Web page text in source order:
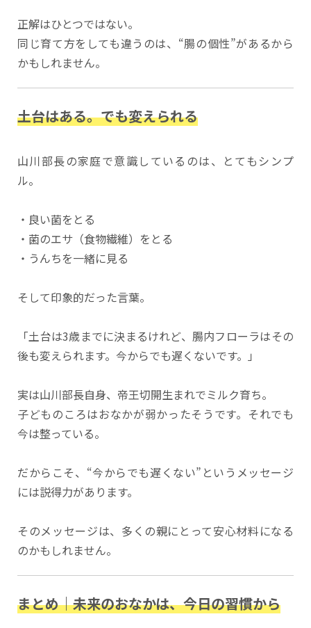
正解はひとつではない。
同じ育て方をしても違うのは、“腸の個性”があるから
かもしれません。
土台はある。でも変えられる
山川部長の家庭で意識しているのは、とてもシンプ
ル。
・良い菌をとる
・菌のエサ（食物繊維）をとる
・うんちを一緒に見る
そして印象的だった言葉。
「土台は3歳までに決まるけれど、腸内フローラはその
後も変えられます。今からでも遅くないです。」
実は山川部長自身、帝王切開生まれでミルク育ち。
子どものころはおなかが弱かったそうです。それでも
今は整っている。
だからこそ、“今からでも遅くない”というメッセージ
には説得力があります。
そのメッセージは、多くの親にとって安心材料になる
のかもしれません。
まとめ｜未来のおなかは、今日の習慣から